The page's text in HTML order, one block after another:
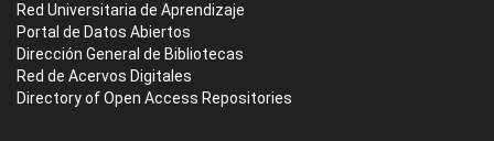
Red Universitaria de Aprendizaje
Portal de Datos Abiertos
Dirección General de Bibliotecas
Red de Acervos Digitales
Directory of Open Access Repositories